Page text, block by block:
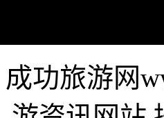
成功旅游网